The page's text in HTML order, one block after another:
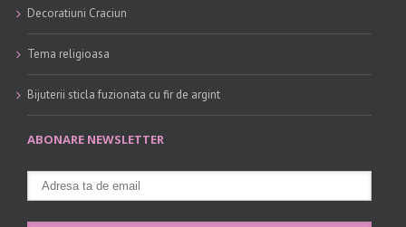
Decoratiuni Craciun
Tema religioasa
Bijuterii sticla fuzionata cu fir de argint
ABONARE NEWSLETTER